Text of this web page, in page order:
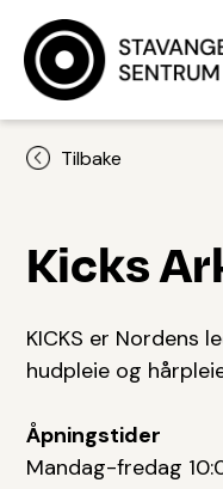
Tilbake
Kicks
KICKS er Nordens
hudpleie og
Åpningstider
Mandag-fredag